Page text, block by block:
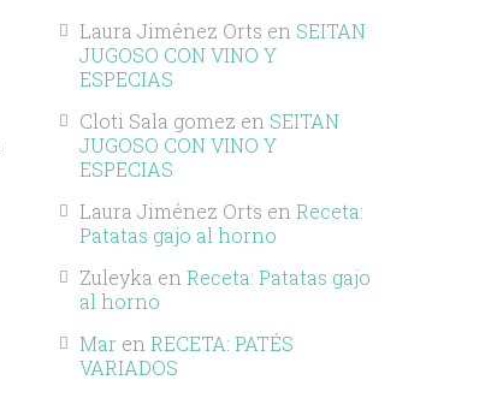
Laura Jiménez Orts en SEITAN
JUGOSO CON VINO Y
ESPECIAS
Cloti Sala gomez en SEITAN
JUGOSO CON VINO Y
ESPECIAS
Laura Jiménez Orts en Receta:
Patatas gajo al horno
Zuleyka en Receta: Patatas gajo
al horno
Mar en RECETA: PATÉS
VARIADOS